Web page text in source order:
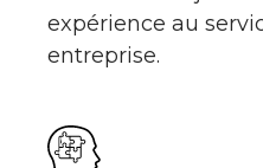
expérience au
entreprise.